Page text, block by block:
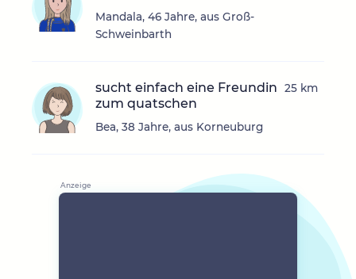
Mandala, 46 Jahre, aus Groß-
Schweinbarth
sucht einfach eine Freundin
zum quatschen
Bea, 38 Jahre, aus Korneuburg
25 km